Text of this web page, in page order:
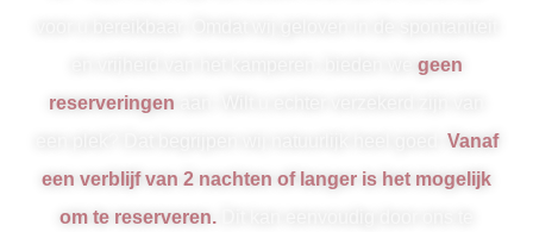
geen
reserveringen
Vanaf
een verblijf van 2 nachten of langer is het mogelijk
om te reserveren.